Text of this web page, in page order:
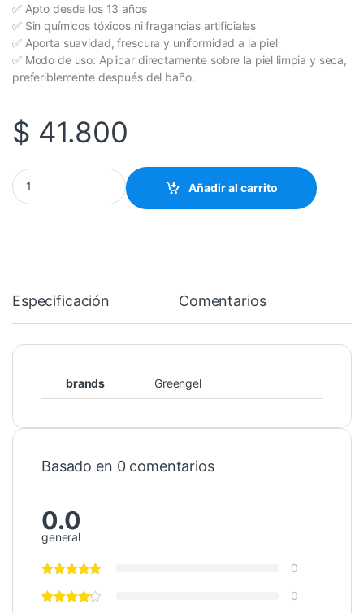
✅ Apto desde los 13 años
✅ Sin químicos tóxicos ni fragancias artificiales
✅ Aporta suavidad, frescura y uniformidad a la piel
✅ Modo de uso: Aplicar directamente sobre la piel limpia y seca,
preferiblemente después del baño.
$ 41.800
Desodorante natural Greengel cantidad
Añadir al carrito
Especificación Comentarios
brands Greengel
Basado en 0 comentarios
0.0
general
0
0